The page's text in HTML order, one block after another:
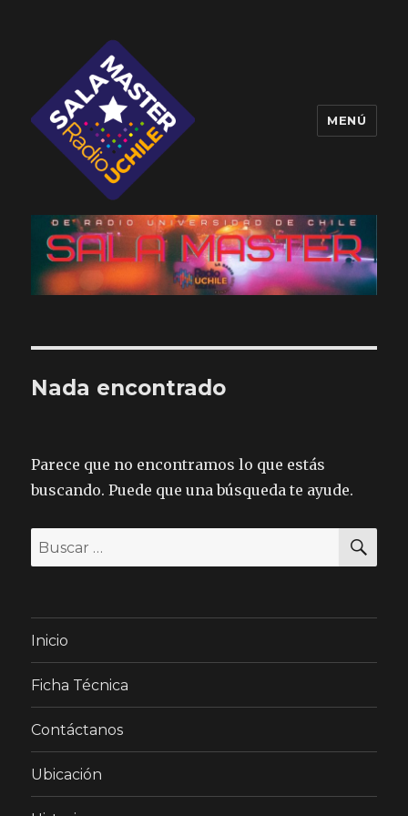
Sala Master
MENÚ
Nada encontrado
Parece que no encontramos lo que estás
buscando. Puede que una búsqueda te ayude.
Buscar
por:
Inicio
Ficha Técnica
Contáctanos
Ubicación